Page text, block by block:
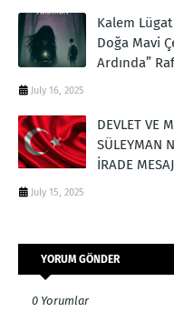
Kalem Lügat
Doğa Mavi
Ardında”
July 16, 2025
DEVLET VE
SÜLEYMAN
İRADE
July 15, 2025
YORUM GÖNDER
0 Yorumlar